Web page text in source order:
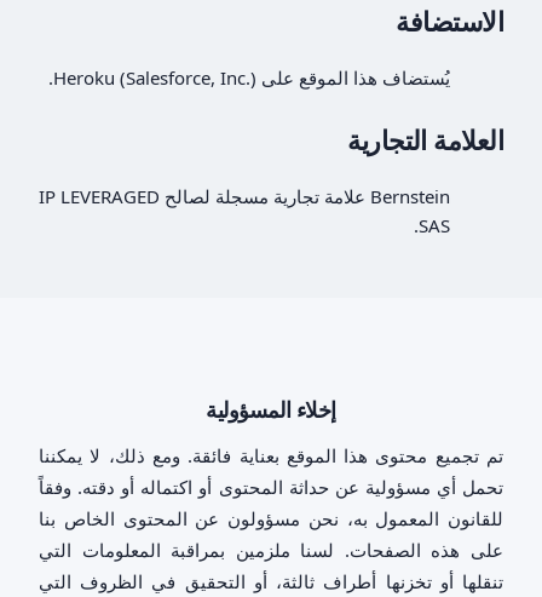
الاستضافة
يُستضاف هذا الموقع على Heroku (Salesforce, Inc.).
العلامة التجارية
Bernstein علامة تجارية مسجلة لصالح IP LEVERAGED
SAS.
إخلاء المسؤولية
تم تجميع محتوى هذا الموقع بعناية فائقة. ومع ذلك، لا يمكننا
تحمل أي مسؤولية عن حداثة المحتوى أو اكتماله أو دقته. وفقاً
للقانون المعمول به، نحن مسؤولون عن المحتوى الخاص بنا
على هذه الصفحات. لسنا ملزمين بمراقبة المعلومات التي
تنقلها أو تخزنها أطراف ثالثة، أو التحقيق في الظروف التي